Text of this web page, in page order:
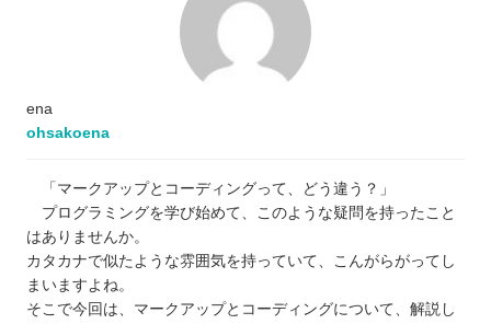
ena
ohsakoena
「マークアップとコーディングって、どう違う？」
プログラミングを学び始めて、このような疑問を持ったこと
はありませんか。
カタカナで似たような雰囲気を持っていて、こんがらがってし
まいますよね。
そこで今回は、マークアップとコーディングについて、解説し